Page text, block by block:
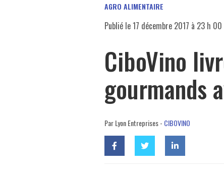
AGRO ALIMENTAIRE
Publié le17 décembre 2017 à 23 h
CiboVino
gourmands
Par Lyon Entreprises - CIBOVINO